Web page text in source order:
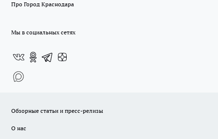
Про Город Краснодара
Мы в социальных сетях
Обзорные статьи и пресс-релизы
О нас